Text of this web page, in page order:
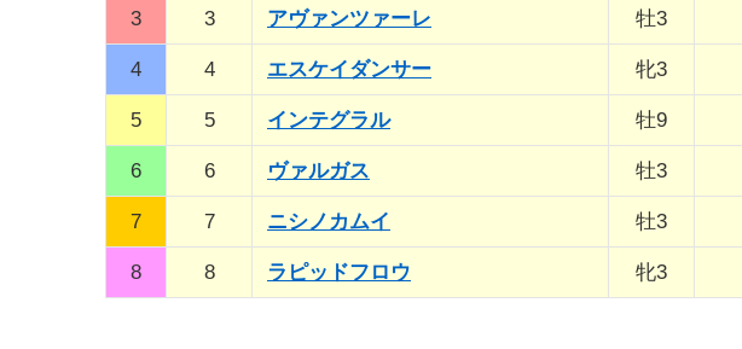
3 3 アヴァンツァーレ 牡3
4 4 エスケイダンサー 牝3
5 5 インテグラル 牡9
6 6 ヴァルガス 牡3
7 7 ニシノカムイ 牡3
8 8 ラピッドフロウ 牝3